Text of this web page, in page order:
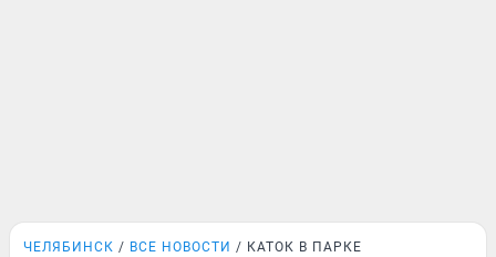
ЧЕЛЯБИНСК ВСЕ НОВОСТИ КАТОК В ПАРКЕ